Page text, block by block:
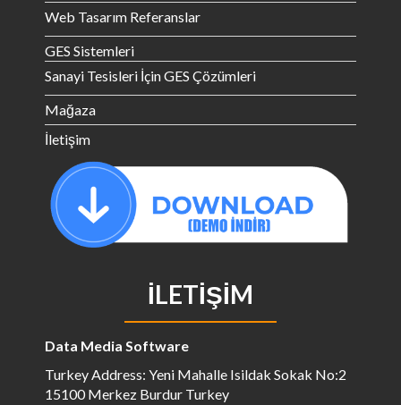
Web Tasarım Referanslar
GES Sistemleri
Sanayi Tesisleri İçin GES Çözümleri
Mağaza
İletişim
İLETIŞIM
Data Media Software
Turkey Address: Yeni Mahalle Isildak Sokak No:2
15100 Merkez Burdur Turkey